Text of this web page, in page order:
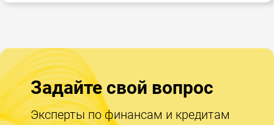
Задайте свой вопрос
Эксперты по финансам и кредитам